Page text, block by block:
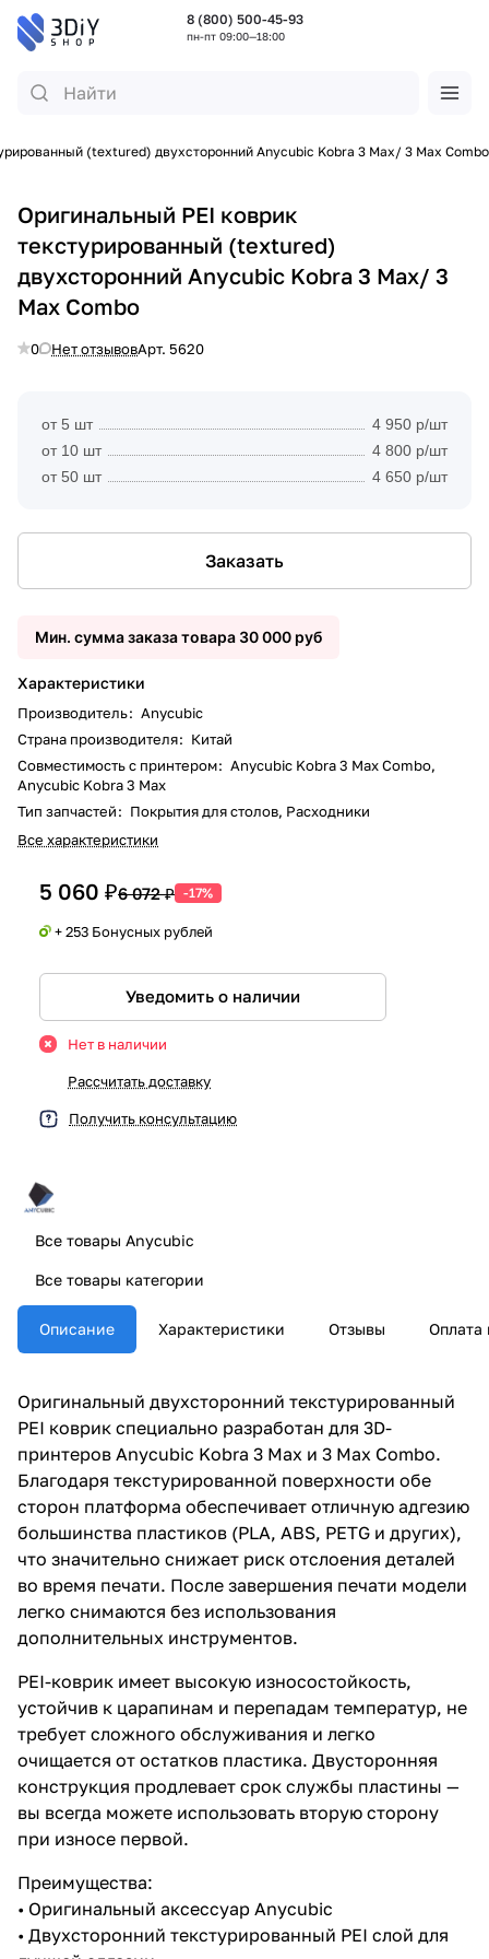
8 (800) 500-45-93
пн-пт 09:00—18:00
(textured) двухсторонний Anycubic Kobra 3 Max/ 3 Max Combo
Оригинальный PEI коврик
текстурированный (textured)
двухсторонний Anycubic Kobra 3 Max/ 3
Max Combo
0 Нет отзывовАрт. 5620
от 5 шт
4 950 р/шт
от 10 шт
4 800 р/шт
от 50 шт
4 650 р/шт
Заказать
Мин. сумма заказа товара 30 000 руб
Характеристики
Производитель: Anycubic
Страна производителя: Китай
Совместимость с принтером: Anycubic Kobra 3 Max Combo,
Anycubic Kobra 3 Max
Тип запчастей: Покрытия для столов, Расходники
Все характеристики
5 060 ₽6 072 ₽ -17%
+ 253 Бонусных рублей
Уведомить о наличии
Нет в наличии
Рассчитать доставку
Получить консультацию
Все товары Anycubic
Все товары категории
Описание Характеристики Отзывы Оплата
Оригинальный двухсторонний текстурированный
PEI коврик специально разработан для 3D-
принтеров Anycubic Kobra 3 Max и 3 Max Combo.
Благодаря текстурированной поверхности обе
сторон платформа обеспечивает отличную адгезию
большинства пластиков (PLA, ABS, PETG и других),
что значительно снижает риск отслоения деталей
во время печати. После завершения печати модели
легко снимаются без использования
дополнительных инструментов.
PEI-коврик имеет высокую износостойкость,
устойчив к царапинам и перепадам температур, не
требует сложного обслуживания и легко
очищается от остатков пластика. Двусторонняя
конструкция продлевает срок службы пластины —
вы всегда можете использовать вторую сторону
при износе первой.
Преимущества:
• Оригинальный аксессуар Anycubic
• Двухсторонний текстурированный PEI слой для